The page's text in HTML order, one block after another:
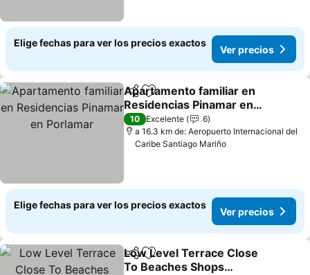
Elige fechas para ver los precios exactos
Ver precios
CompartirAgregar a favoritos
Apartamento familiar en
Residencias Pinamar en
Porlamar
10 Excelente
6
a 16.3 km de: Aeropuerto Internacional del
Caribe Santiago Mariño
Elige fechas para ver los precios exactos
Ver precios
CompartirAgregar a favoritos
Low Level Terrace Close
To Beaches Shops